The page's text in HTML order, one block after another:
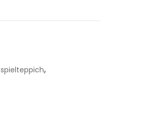
spielteppich,